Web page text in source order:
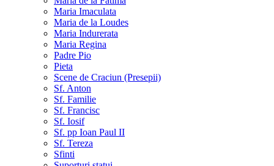
Maria Imaculata
Maria de la Loudes
Maria Indurerata
Maria Regina
Padre Pio
Pieta
Scene de Craciun (Presepii)
Sf. Anton
Sf. Familie
Sf. Francisc
Sf. Iosif
Sf. pp Ioan Paul II
Sf. Tereza
Sfinti